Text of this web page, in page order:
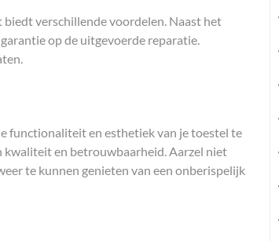
verschillende voordelen. Naast het
op de uitgevoerde reparatie.
functionaliteit en esthetiek van je toestel te
kwaliteit en betrouwbaarheid. Aarzel niet
te kunnen genieten van een onberispelijk